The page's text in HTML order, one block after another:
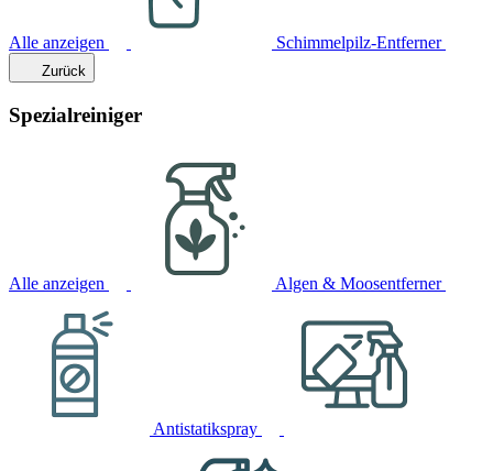
Alle anzeigen Schimmelpilz-Entferner
Zurück
Spezialreiniger
Alle anzeigen Algen & Moosentferner
Antistatikspray